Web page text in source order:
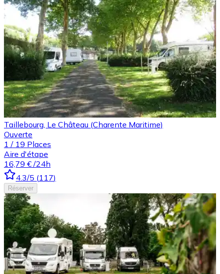
Taillebourg, Le Château (Charente Maritime)
Ouverte
1 / 19 Places
Aire d'étape
16,79 € /24h
4.3/5 (117)
Réserver